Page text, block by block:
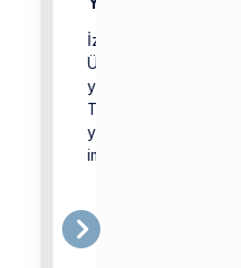
İzmir Ekonomi
Üniversitesi (İEÜ),
yükseköğretimde
Türkiye’ye örnek
yeni bir dijital
imza atarak